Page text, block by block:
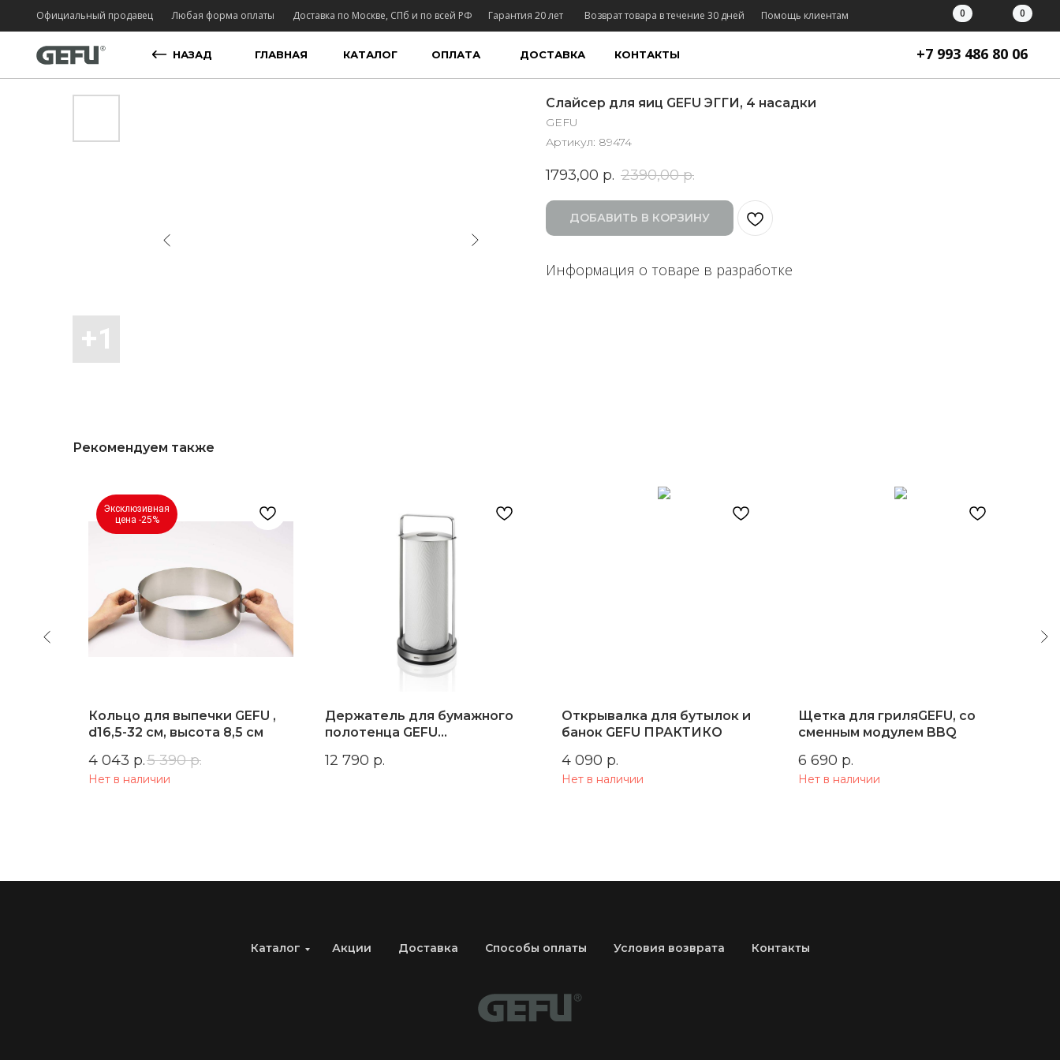
КОНТАКТЫ
ГЛАВНАЯ КАТАЛОГ ДОСТАВКА
ОПЛАТА
0 0
НАЗАД +7 993 486 80 06
Помощь клиентам
Любая форма оплаты Доставка по Москве, СПб и по всей РФ Гарантия 20 лет
Официальный продавец Возврат товара в течение 30 дней
Слайсер для яиц GEFU ЭГГИ, 4 насадки
GEFU
Артикул: 89474
1793,00 р. 2390,00 р.
ДОБАВИТЬ В КОРЗИНУ
Информация о товаре в разработке
Рекомендуем также
Эксклюзивная
цена -25%
Кольцо для выпечки GEFU ,
d16,5-32 см, высота 8,5 см
4 043 р.5 390 р.
Нет в наличии
Держатель для бумажного
полотенца GEFU
12 790 р.
Открывалка для бутылок и
банок GEFU ПРАКТИКО
4 090 р.
Нет в наличии
Щетка для гриляGEFU, со
сменным модулем BBQ
6 690 р.
Нет в наличии
Каталог Акции Доставка Способы оплаты Условия возврата Контакты